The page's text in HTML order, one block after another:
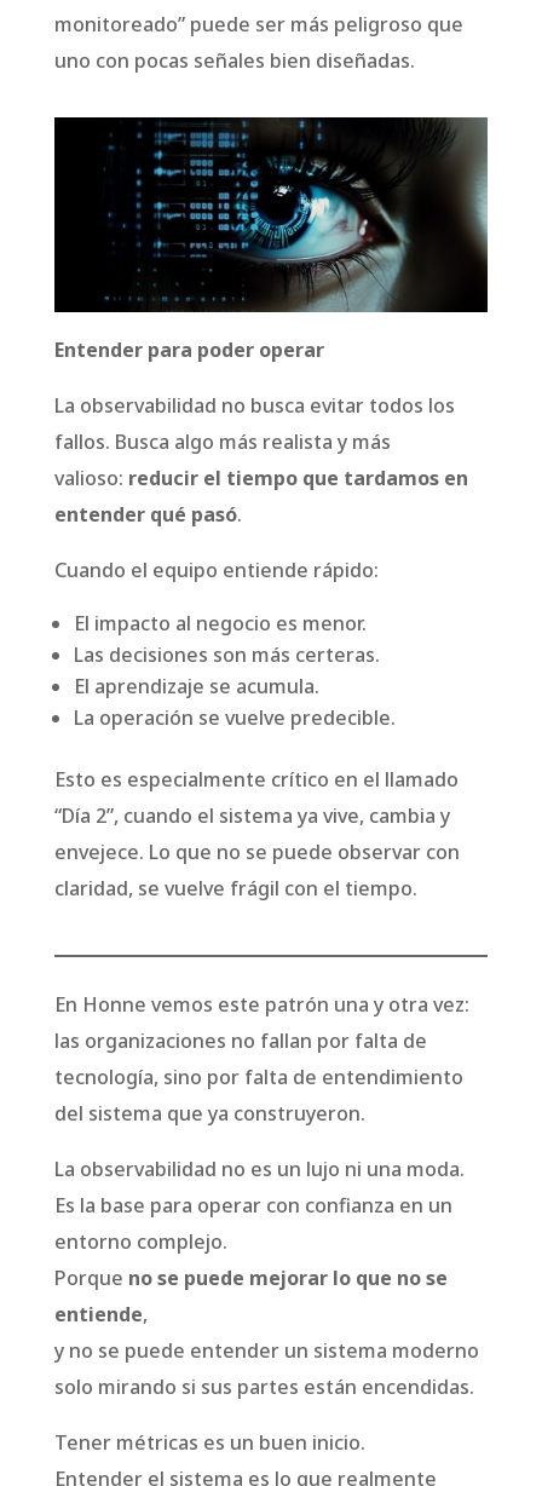
monitoreado” puede ser más peligroso que
uno con pocas señales bien diseñadas.
Entender para poder operar
La observabilidad no busca evitar todos los
fallos. Busca algo más realista y más
valioso: reducir el tiempo que tardamos en
entender qué pasó.
Cuando el equipo entiende rápido:
El impacto al negocio es menor.
Las decisiones son más certeras.
El aprendizaje se acumula.
La operación se vuelve predecible.
Esto es especialmente crítico en el llamado
“Día 2”, cuando el sistema ya vive, cambia y
envejece. Lo que no se puede observar con
claridad, se vuelve frágil con el tiempo.
En Honne vemos este patrón una y otra vez:
las organizaciones no fallan por falta de
tecnología, sino por falta de entendimiento
del sistema que ya construyeron.
La observabilidad no es un lujo ni una moda.
Es la base para operar con confianza en un
entorno complejo.
Porque no se puede mejorar lo que no se
entiende,
y no se puede entender un sistema moderno
solo mirando si sus partes están encendidas.
Tener métricas es un buen inicio.
Entender el sistema es lo que realmente